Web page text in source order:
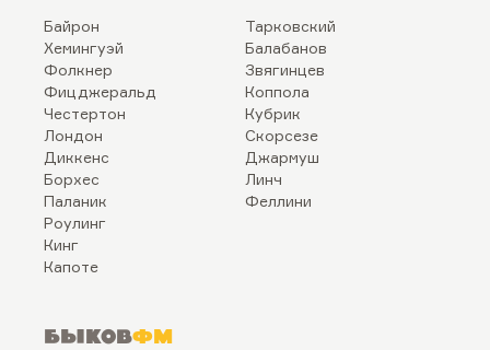
Байрон
Хемингуэй
Фолкнер
Фицджеральд
Честертон
Лондон
Диккенс
Борхес
Паланик
Роулинг
Кинг
Капоте
Тарковский
Балабанов
Звягинцев
Коппола
Кубрик
Скорсезе
Джармуш
Линч
Феллини
БыковФМ